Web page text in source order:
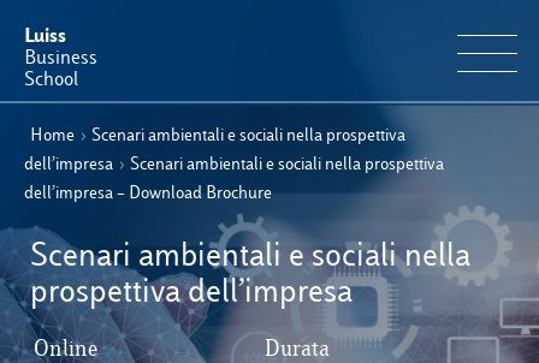
Luiss
Business
School
Offerta Formativa
Perché Luiss Business School
Faculty & Ricerca
News & Eventi
Home › Scenari ambientali e sociali nella prospettiva
dell’impresa › Scenari ambientali e sociali nella prospettiva
dell’impresa – Download Brochure
Scenari ambientali e sociali nella
prospettiva dell’impresa
Online Durata